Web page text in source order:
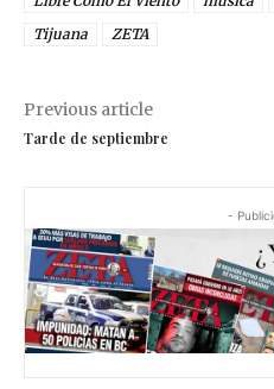
Tijuana
ZETA
Previous article
Tarde de septiembre
-